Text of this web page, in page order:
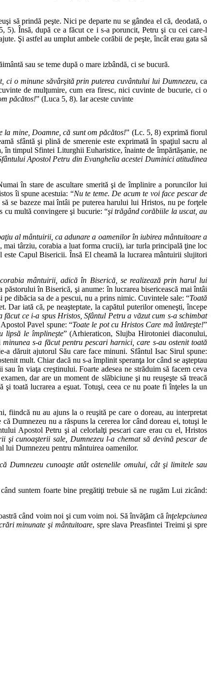
să prindă peşte. Nici pe departe nu se gândea el că, deodată, o
5). Însă, după ce a făcut ce i s-a poruncit, Petru şi cu cei care-l
Şi astfel au umplut ambele corăbii de peşte, încât erau gata să
sau se teme după o mare izbândă, ci se bucură.
ci o minune săvârşită prin puterea cuvântului lui Dumnezeu, ca
de mulţumire, cum era firesc, nici cuvinte de bucurie, ci o
păcătos!” (Luca 5, 8). Iar aceste cuvinte
la mine, Doamne, că sunt om păcătos!” (Lc. 5, 8) exprimă fiorul
sfântă şi plină de smerenie este exprimată în spaţiul sacru al
în timpul Sfintei Liturghii Euharistice, înainte de împărtăşanie, ne
Apostol Petru din Evanghelia acestei Duminici atitudinea
în stare de ascultare smerită şi de împlinire a poruncilor lui
îi spune acestuia: “Nu te teme. De acum te voi face pescar de
se bazeze mai întâi pe puterea harului lui Hristos, nu pe forţele
cu multă convingere şi bucurie: “şi trăgând corăbiile la uscat, au
al mântuirii, ca adunare a oamenilor în iubirea mântuitoare a
mai târziu, corabia a luat forma crucii), iar turla principală ţine loc
Capul Bisericii. Însă El cheamă la lucrarea mântuirii slujitori
mântuirii, adică în Biserică, se realizează prin harul lui
în Biserică, şi anume: în lucrarea bisericească mai întâi
dibăcia sa de a pescui, nu a prins nimic. Cuvintele sale: “Toată
Dar iată că, pe neaşteptate, la capătul puterilor omeneşti, începe
făcut ce i-a spus Hristos, Sfântul Petru a văzut cum s-a schimbat
Pavel spune: “Toate le pot cu Hristos Care mă întăreşte!”
lipsă le împlineşte” (Arhieraticon, Slujba Hirotoniei diaconului,
minunea s-a făcut pentru pescari harnici, care s-au ostenit toată
a dăruit ajutorul Său care face minuni. Sfântul Isac Sirul spune:
mult. Chiar dacă nu s-a împlinit speranţa lor când se aşteptau
în viaţa creştinului. Foarte adesea ne străduim să facem ceva
dar are un moment de slăbiciune şi nu reuşeşte să treacă
toată lucrarea a eşuat. Totuşi, ceea ce nu poate fi înţeles la un
fiindcă nu au ajuns la o reuşită pe care o doreau, au interpretat
Dumnezeu nu a răspuns la cererea lor când doreau ei, totuşi le
Apostol Petru şi al celorlalţi pescari care erau cu el, Hristos
şi cunoaşterii sale, Dumnezeu l-a chemat să devină pescar de
lui Dumnezeu pentru mântuirea oamenilor.
Dumnezeu cunoaşte atât ostenelile omului, cât şi limitele sau
suntem foarte bine pregătiţi trebuie să ne rugăm Lui zicând:
când voim noi şi cum voim noi. Să învăţăm că înţelepciunea
minunate şi mântuitoare, spre slava Preasfintei Treimi şi spre